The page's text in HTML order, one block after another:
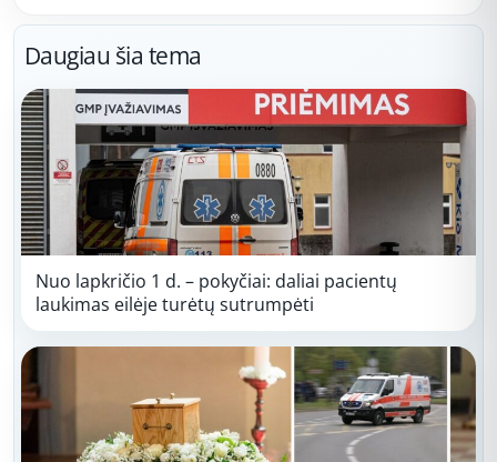
Daugiau šia tema
Nuo lapkričio 1 d. – pokyčiai: daliai pacientų
laukimas eilėje turėtų sutrumpėti